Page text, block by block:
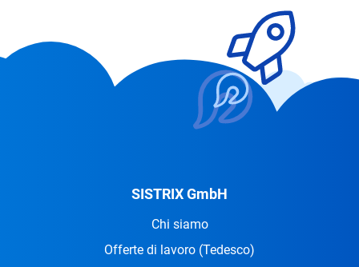
SISTRIX GmbH
Chi siamo
Offerte di lavoro (Tedesco)